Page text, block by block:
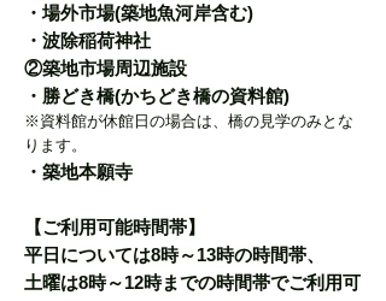
・場外市場(築地魚河岸含む)
・波除稲荷神社
②築地市場周辺施設
・勝どき橋(かちどき橋の資料館)
​※資料館が休館日の場合は、橋の見学のみとな
ります。
・築地本願寺
【ご利用可能時間帯】
平日については8時～13時の時間帯、
土曜は8時～12時までの時間帯でご利用可